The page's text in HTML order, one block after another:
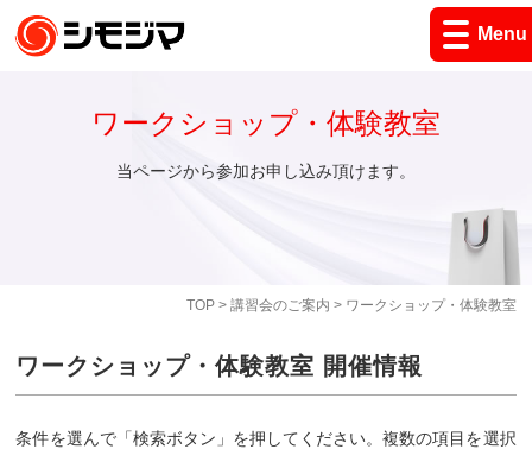
Menu
TOP> 講習会のご案内 > ワークショップ・体験教室
ワークショップ・体験教室
当ページから参加お申し込み頂けます。
ワークショップ・体験教室 開催情報
条件を選んで「検索ボタン」を押してください。複数の項目を選択